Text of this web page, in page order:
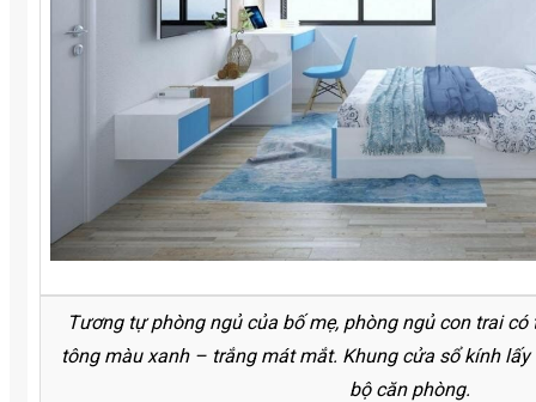
Tương tự phòng ngủ của bố mẹ, phòng ngủ con trai
tông màu xanh – trắng mát mắt. Khung cửa sổ kính
bộ căn phòng.